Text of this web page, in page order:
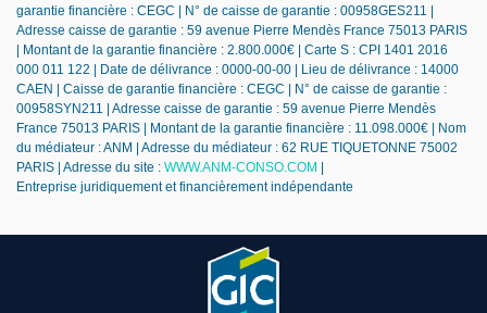
garantie financière : CEGC | N° de caisse de garantie : 00958GES211 |
Adresse caisse de garantie : 59 avenue Pierre Mendès France 75013 PARIS
| Montant de la garantie financière : 2.800.000€ | Carte S : CPI 1401 2016
000 011 122 | Date de délivrance : 0000-00-00 | Lieu de délivrance : 14000
CAEN | Caisse de garantie financière : CEGC | N° de caisse de garantie :
00958SYN211 | Adresse caisse de garantie : 59 avenue Pierre Mendès
France 75013 PARIS | Montant de la garantie financière : 11.098.000€ | Nom
du médiateur : ANM | Adresse du médiateur : 62 RUE TIQUETONNE 75002
PARIS | Adresse du site : WWW.ANM-CONSO.COM |
Entreprise juridiquement et financièrement indépendante